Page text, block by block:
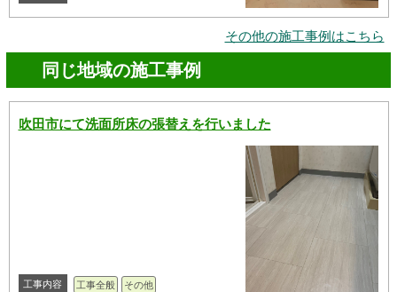
その他の施工事例はこちら
同じ地域の施工事例
吹田市にて洗面所床の張替えを行いました
工事内容 工事全般 その他